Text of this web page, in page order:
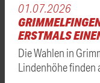
01.07.2026
ERSTMALS
Die Wahlen in
Lindenhöhe finden